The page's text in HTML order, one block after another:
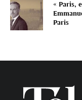
« Paris,
Paris